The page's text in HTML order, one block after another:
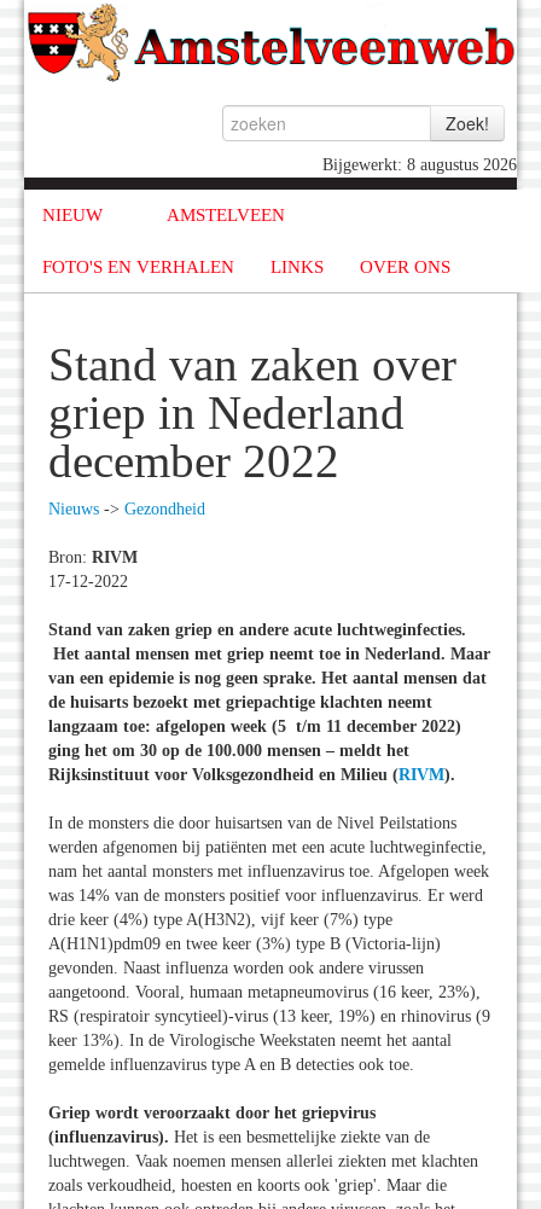
Bijgewerkt: 8 augustus 2026
NIEUW AMSTELVEEN
FOTO'S EN VERHALEN LINKS OVER ONS
Stand van zaken over
griep in Nederland
december 2022
Nieuws -> Gezondheid
Bron: RIVM
17-12-2022
Stand van zaken griep en andere acute luchtweginfecties.
Het aantal mensen met griep neemt toe in Nederland. Maar
van een epidemie is nog geen sprake. Het aantal mensen dat
de huisarts bezoekt met griepachtige klachten neemt
langzaam toe: afgelopen week (5 t/m 11 december 2022)
ging het om 30 op de 100.000 mensen – meldt het
Rijksinstituut voor Volksgezondheid en Milieu (RIVM).
In de monsters die door huisartsen van de Nivel Peilstations
werden afgenomen bij patiënten met een acute luchtweginfectie,
nam het aantal monsters met influenzavirus toe. Afgelopen week
was 14% van de monsters positief voor influenzavirus. Er werd
drie keer (4%) type A(H3N2), vijf keer (7%) type
A(H1N1)pdm09 en twee keer (3%) type B (Victoria-lijn)
gevonden. Naast influenza worden ook andere virussen
aangetoond. Vooral, humaan metapneumovirus (16 keer, 23%),
RS (respiratoir syncytieel)-virus (13 keer, 19%) en rhinovirus (9
keer 13%). In de Virologische Weekstaten neemt het aantal
gemelde influenzavirus type A en B detecties ook toe.
Griep wordt veroorzaakt door het griepvirus
(influenzavirus). Het is een besmettelijke ziekte van de
luchtwegen. Vaak noemen mensen allerlei ziekten met klachten
zoals verkoudheid, hoesten en koorts ook 'griep'. Maar die